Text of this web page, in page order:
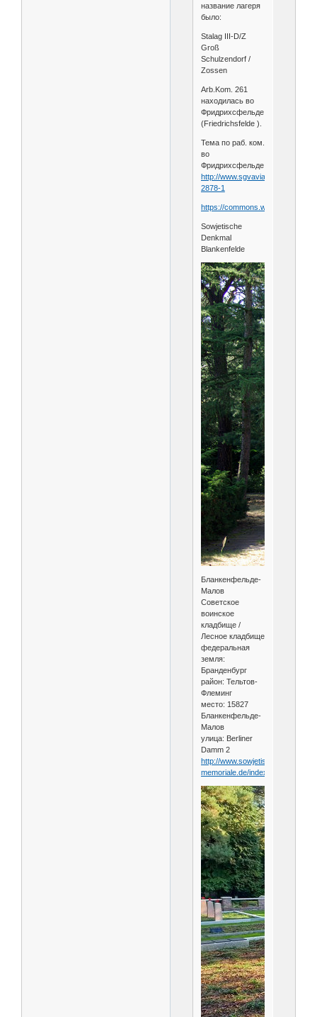
название лагеря
было:
Stalag III-D/Z
Groß
Schulzendorf /
Zossen
Arb.Kom. 261
находилась во
Фридрихсфельде
(Friedrichsfelde ).
Тема по раб. ком.
во
Фридрихсфельде.
http://www.sgvavia.ru/forum/110-
2878-1
https://commons.wikimedia.org/
Sowjetische
Denkmal
Blankenfelde
Бланкенфельде-
Малов
Советское
воинское
кладбище /
Лесное кладбище
федеральная
земля:
Бранденбург
район: Тельтов-
Флеминг
место: 15827
Бланкенфельде-
Малов
улица: Berliner
Damm 2
http://www.sowjetische-
memoriale.de/index.c....d=13027